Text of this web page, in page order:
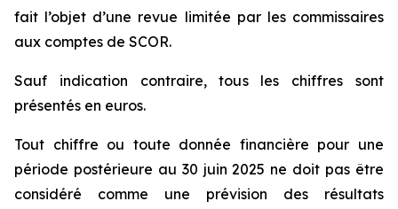
fait l’objet d’une revue limitée par les commissaires
aux comptes de SCOR.
Sauf indication contraire, tous les chiffres sont
présentés en euros.
Tout chiffre ou toute donnée financière pour une
période postérieure au 30 juin 2025 ne doit pas être
considéré comme une prévision des résultats